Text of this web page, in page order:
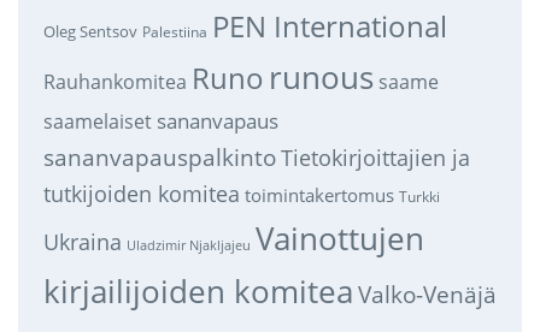
Oleg Sentsov Palestiina PEN International
Rauhankomitea Runo runous saame
saamelaiset sananvapaus
sananvapauspalkintoTietokirjoittajien ja
tutkijoiden komitea toimintakertomus Turkki
Ukraina Uladzimir Njakljajeu Vainottujen
kirjailijoiden komitea Valko-Venäjä